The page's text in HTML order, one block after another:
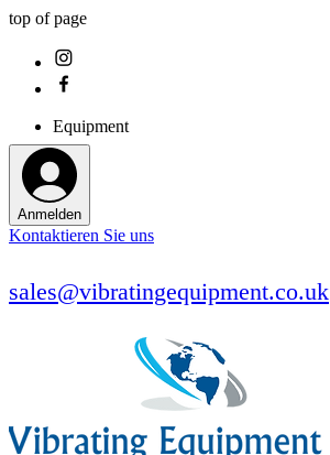
top of page
Equipment
Anmelden
Kontaktieren Sie uns
sales@vibratingequipment.co.uk